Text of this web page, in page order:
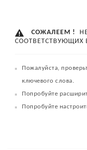
СОЖАЛЕЕМ !
СООТВЕТСТВУЮЩИХ
Пожалуйста,
ключевого слова.
Попробуйте
Попробуйте